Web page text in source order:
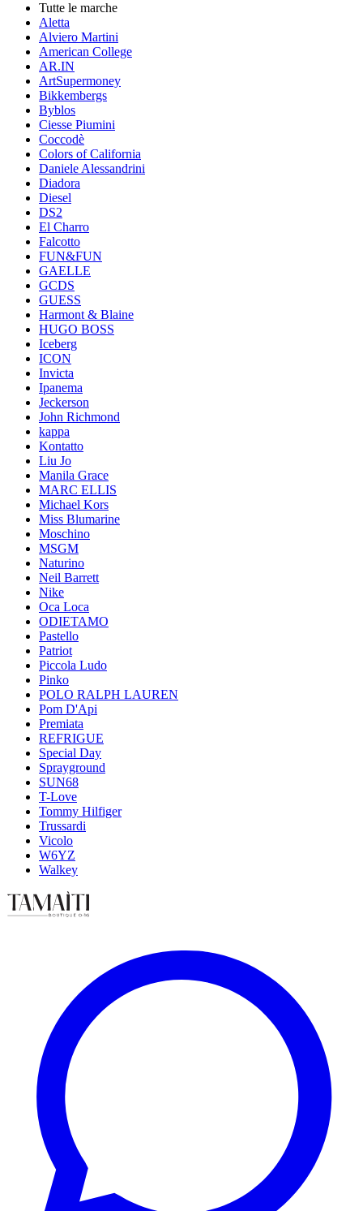
Tutte le marche
Aletta
Alviero Martini
American College
AR.IN
ArtSupermoney
Bikkembergs
Byblos
Ciesse Piumini
Coccodè
Colors of California
Daniele Alessandrini
Diadora
Diesel
DS2
El Charro
Falcotto
FUN&FUN
GAELLE
GCDS
GUESS
Harmont & Blaine
HUGO BOSS
Iceberg
ICON
Invicta
Ipanema
Jeckerson
John Richmond
kappa
Kontatto
Liu Jo
Manila Grace
MARC ELLIS
Michael Kors
Miss Blumarine
Moschino
MSGM
Naturino
Neil Barrett
Nike
Oca Loca
ODIETAMO
Pastello
Patriot
Piccola Ludo
Pinko
POLO RALPH LAUREN
Pom D'Api
Premiata
REFRIGUE
Special Day
Sprayground
SUN68
T-Love
Tommy Hilfiger
Trussardi
Vicolo
W6YZ
Walkey